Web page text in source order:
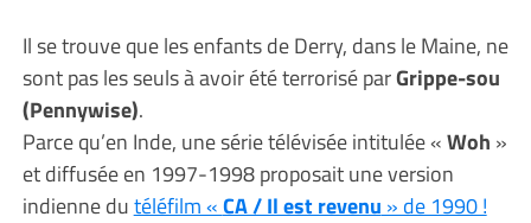
Il se trouve que les enfants de Derry, dans le Maine, ne
sont pas les seuls à avoir été terrorisé parGrippe-sou
(Pennywise).
Parce qu’en Inde, une série télévisée intitulée «Woh »
et diffusée en 1997-1998 proposait une version
indienne dutéléfilm «CA / Il est revenu » de 1990 !